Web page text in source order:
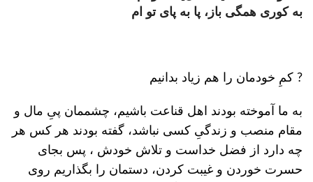
به کوری همگی باز، پا به پای تو ام
? کمِ خودمان را هم زیاد بدانیم
به ما آموخته بودند اهل قناعت باشیم، چشممان پیِ مال و
مقام منصب و زندگیِ کسی نباشد، گفته بودند هر کس هر
چه دارد از فضل خداست و تلاش خودش ، پس بجای
حسرت خوردن و غیبت کردن، دستمان را بگذاریم روی